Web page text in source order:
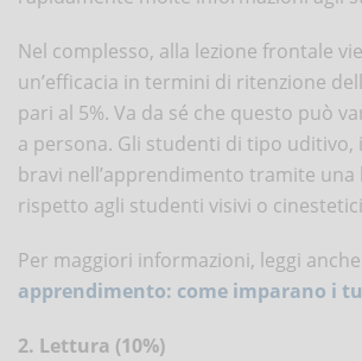
Nel complesso, alla lezione frontale
un’efficacia in termini di ritenzione
pari al 5%. Va da sé che questo può
a persona. Gli studenti di tipo uditivo,
bravi nell’apprendimento tramite una
rispetto agli studenti visivi o
Per maggiori informazioni, leggi
apprendimento: come imparano i
2. Lettura (10%)